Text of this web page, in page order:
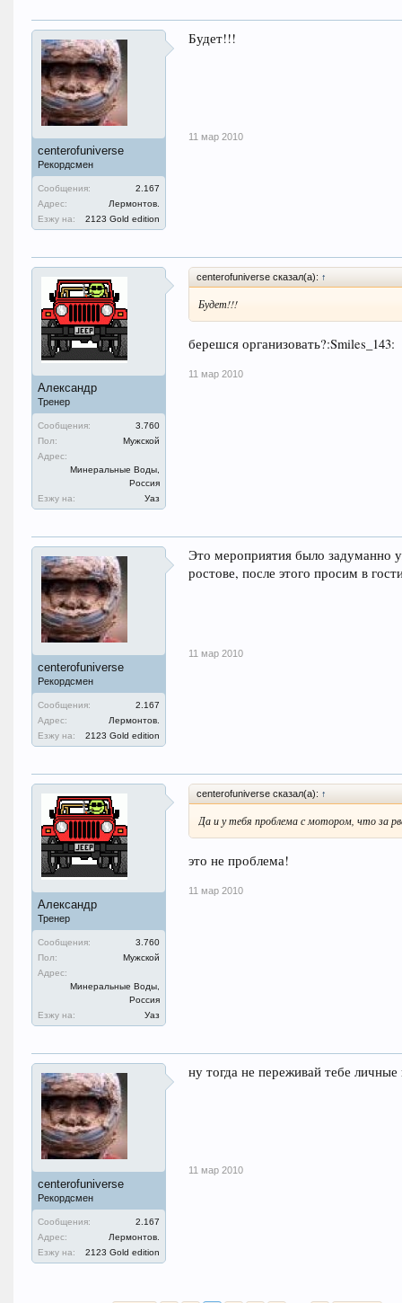
centerofuniverse
Рекордсмен
Сообщения:
2.167
Адрес:
Лермонтов.
Езжу на:
2123 Gold edition
Будет!!!
11 мар 2010
Александр
Тренер
Сообщения:
3.760
Пол:
Мужской
Адрес:
Минеральные Воды,
Россия
Езжу на:
Уаз
centerofuniverse сказал(а): ↑
Будет!!!
берешся организовать?:Smiles_143:
11 мар 2010
centerofuniverse
Рекордсмен
Сообщения:
2.167
Адрес:
Лермонтов.
Езжу на:
2123 Gold edition
Это мероприятия было задуманно
ростове, после этого просим в
11 мар 2010
Александр
Тренер
Сообщения:
3.760
Пол:
Мужской
Адрес:
Минеральные Воды,
Россия
Езжу на:
Уаз
centerofuniverse сказал(а): ↑
Да и у тебя проблема с мотором, что за
это не проблема!
11 мар 2010
centerofuniverse
Рекордсмен
Сообщения:
2.167
Адрес:
Лермонтов.
Езжу на:
2123 Gold edition
ну тогда не переживай тебе
11 мар 2010